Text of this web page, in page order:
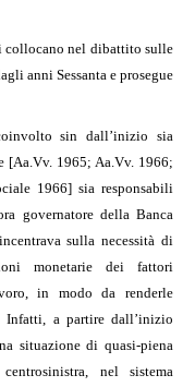
collocano nel dibattito sulle
anni Sessanta e prosegue
sin dall’inizio sia
[Aa.Vv. 1965; Aa.Vv. 1966;
1966] sia responsabili
governatore della Banca
sulla necessità di
monetarie dei fattori
in modo da renderle
Infatti, a partire dall’inizio
situazione di quasi-piena
nel sistema